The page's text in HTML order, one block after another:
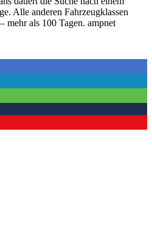
Alle anderen Fahrzeugklassen
mehr als 100 Tagen. ampnet